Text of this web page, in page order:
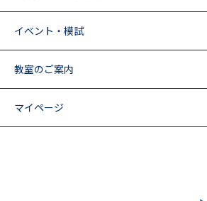
イベント・模試
教室のご案内
マイページ